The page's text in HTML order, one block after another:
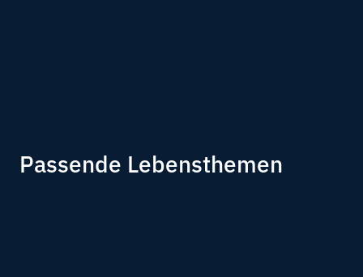
Passende Lebensthemen